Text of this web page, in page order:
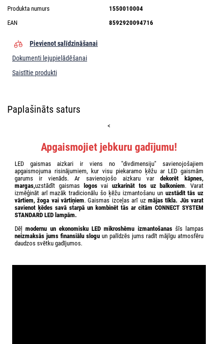
Produkta numurs
1550010004
EAN
8592920094716
Pievienot salīdzināšanai
Dokumenti lejupielādēšanai
Saistītie produkti
Paplašināts saturs
<
Apgaismojiet jebkuru gadījumu!
LED gaismas aizkari ir viens no "divdimensiju" savienojošajiem
apgaismojuma risinājumiem, kur visu piekaramo ķēžu ar LED gaismām
garums ir vienāds. Ar savienojošo aizkaru var dekorēt kāpnes,
margas,uzstādīt gaismas logosvai uzkarināt tos uz balkoniem. Varat
izmēģināt arī mazāk tradicionālu šo ķēžu izmantošanu un uzstādīt tās uz
vārtiem, žoga vai vārtiņiem. Gaismas izceļas arī uz mājastīkla. Jūs varat
savienot ķēdes savā starpā un kombinēt tās ar citām CONNECT SYSTEM
STANDARD LED lampām.
Dēļmodernu un ekonomisku LED mikroshēmu izmantošanasšīs lampas
neizmaksās jums finansiālu slogu un palīdzēs jums radīt mājīgu atmosfēru
daudzos svētku gadījumos.